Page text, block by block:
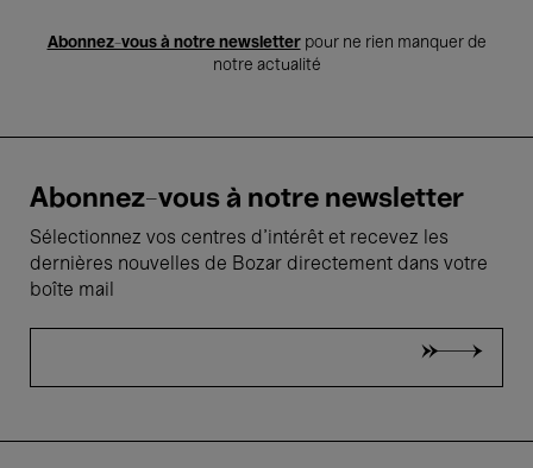
Abonnez-vous à notre newsletterpour ne rien manquer de
notre actualité
Abonnez-vous à notre newsletter
Sélectionnez vos centres d'intérêt et recevez les
dernières nouvelles de Bozar directement dans votre
boîte mail